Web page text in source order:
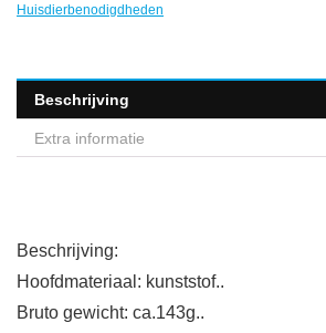
Huisdierbenodigdheden
Beschrijving
Extra informatie
Beschrijving:
Hoofdmateriaal: kunststof..
Bruto gewicht: ca.143g..